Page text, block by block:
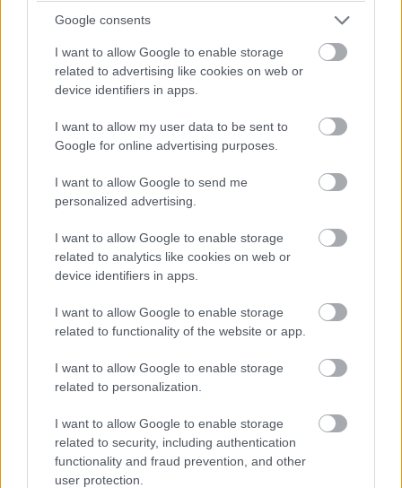
Google consents
I want to allow Google to enable storage
related to advertising like cookies on web or
device identifiers in apps.
I want to allow my user data to be sent to
Google for online advertising purposes.
I want to allow Google to send me
personalized advertising.
I want to allow Google to enable storage
related to analytics like cookies on web or
device identifiers in apps.
I want to allow Google to enable storage
related to functionality of the website or app.
I want to allow Google to enable storage
related to personalization.
I want to allow Google to enable storage
related to security, including authentication
functionality and fraud prevention, and other
user protection.
Foto: Gustav Willeit